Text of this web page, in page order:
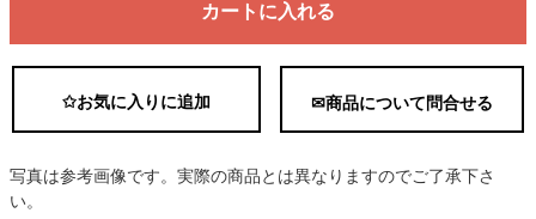
カートに入れる
✩お気に入りに追加 ✉商品について問合せる
写真は参考画像です。実際の商品とは異なりますのでご了承下さ
い。